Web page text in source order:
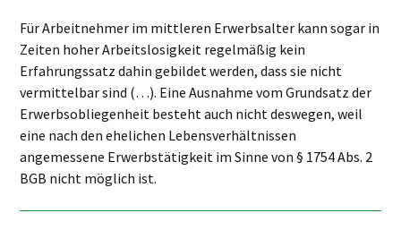
Für Arbeitnehmer im mittleren Erwerbsalter kann sogar in
Zeiten hoher Arbeitslosigkeit regelmäßig kein
Erfahrungssatz dahin gebildet werden, dass sie nicht
vermittelbar sind (…). Eine Ausnahme vom Grundsatz der
Erwerbsobliegenheit besteht auch nicht deswegen, weil
eine nach den ehelichen Lebensverhältnissen
angemessene Erwerbstätigkeit im Sinne von § 1754 Abs. 2
BGB nicht möglich ist.